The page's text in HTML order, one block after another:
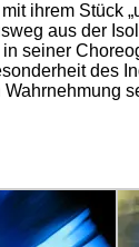
ihrem Stück
aus der
seiner
des